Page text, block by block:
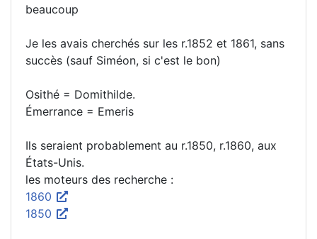
beaucoup
Je les avais cherchés sur les r.1852 et 1861, sans
succès (sauf Siméon, si c'est le bon)
Osithé = Domithilde.
Émerrance = Emeris
Ils seraient probablement au r.1850, r.1860, aux
États-Unis.
les moteurs des recherche :
1860
1850